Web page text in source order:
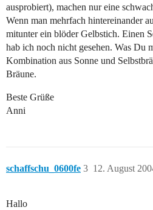
ausprobiert), machen nur eine
Wenn man mehrfach hintereinander
mitunter ein blöder Gelbstich. Einen
hab ich noch nicht gesehen. Was Du
Kombination aus Sonne und
Bräune.
Beste Grüße
Anni
schaffschu_0600fe 12. August
3
Hallo